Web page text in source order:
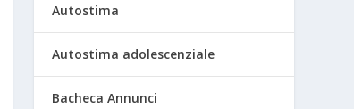
Autostima
Autostima adolescenziale
Bacheca Annunci